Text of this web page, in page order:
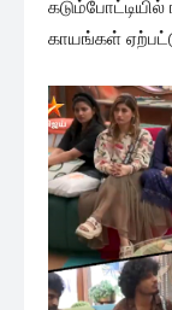
கடும்போட்டியில்
காயங்கள்